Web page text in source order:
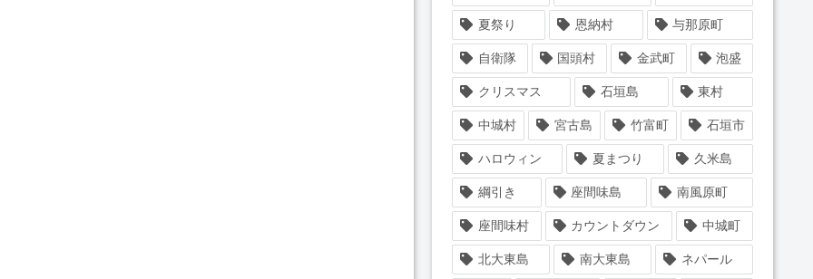
夏祭り 恩納村 与那原町
自衛隊 国頭村 金武町 泡盛
クリスマス 石垣島 東村
中城村 宮古島 竹富町 石垣市
ハロウィン 夏まつり 久米島
綱引き 座間味島 南風原町
座間味村 カウントダウン 中城町
北大東島 南大東島 ネパール